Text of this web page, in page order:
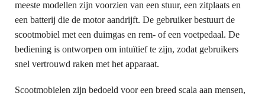
meeste modellen zijn voorzien van een stuur, een zitplaats en
een batterij die de motor aandrijft. De gebruiker bestuurt de
scootmobiel met een duimgas en rem- of een voetpedaal. De
bediening is ontworpen om intuïtief te zijn, zodat gebruikers
snel vertrouwd raken met het apparaat.
Scootmobielen zijn bedoeld voor een breed scala aan mensen,